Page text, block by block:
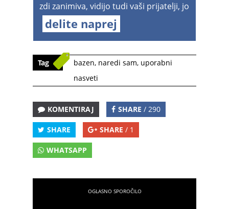
zdi zanimiva, vidijo tudi vaši prijatelji, jo
delite naprej
Tag bazen, naredi sam, uporabni
nasveti
KOMENTIRAJ SHARE / 290
SHARE SHARE / 1
WHATSAPP